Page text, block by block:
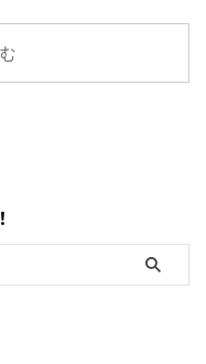
ンスムージー など、以前
なかったメニューも登場
ストコ営業時間と混雑状
ついて詳しくはこちら GW
ールデンウィークにコス
を訪れるのは毎年の楽し
一つですが、この時期の
時間変更や混雑状況には